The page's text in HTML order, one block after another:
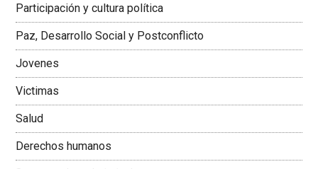
Colombiana
Participación y cultura política
Paz, Desarrollo Social y Postconflicto
Jovenes
Victimas
Salud
Derechos humanos